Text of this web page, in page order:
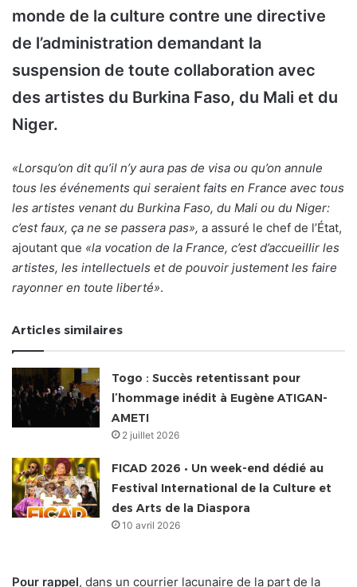
monde de la culture contre une directive
de l’administration demandant la
suspension de toute collaboration avec
des artistes du Burkina Faso, du Mali et du
Niger.
«Lorsqu’on dit qu’il n’y aura pas de visa ou qu’on annule
tous les événements qui seraient faits en France avec tous
les artistes venant du Burkina Faso, du Mali ou du Niger:
c’est faux, ça ne se passera pas», a assuré le chef de l’État,
ajoutant que «la vocation de la France, c’est d’accueillir les
artistes, les intellectuels et de pouvoir justement les faire
rayonner en toute liberté».
Articles similaires
Togo : Succès retentissant pour
l’hommage inédit à Eugène ATIGAN-
AMETI
2 juillet 2026
FICAD 2026 • Un week-end dédié au
Festival International de la Culture et
des Arts de la Diaspora
10 avril 2026
Pour rappel, dans un courrier lacunaire de la part de la